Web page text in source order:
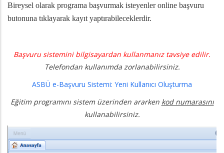
Bireysel olarak programa başvurmak isteyenler online başvuru
butonuna tıklayarak kayıt yaptırabileceklerdir.
Başvuru sistemini bilgisayardan kullanmanız tavsiye edilir.
Telefondan kullanımda zorlanabilirsiniz.
ASBÜ e-Başvuru Sistemi: Yeni Kullanıcı Oluşturma
Eğitim programını sistem üzerinden ararken kod numarasını
kullanabilirsiniz.